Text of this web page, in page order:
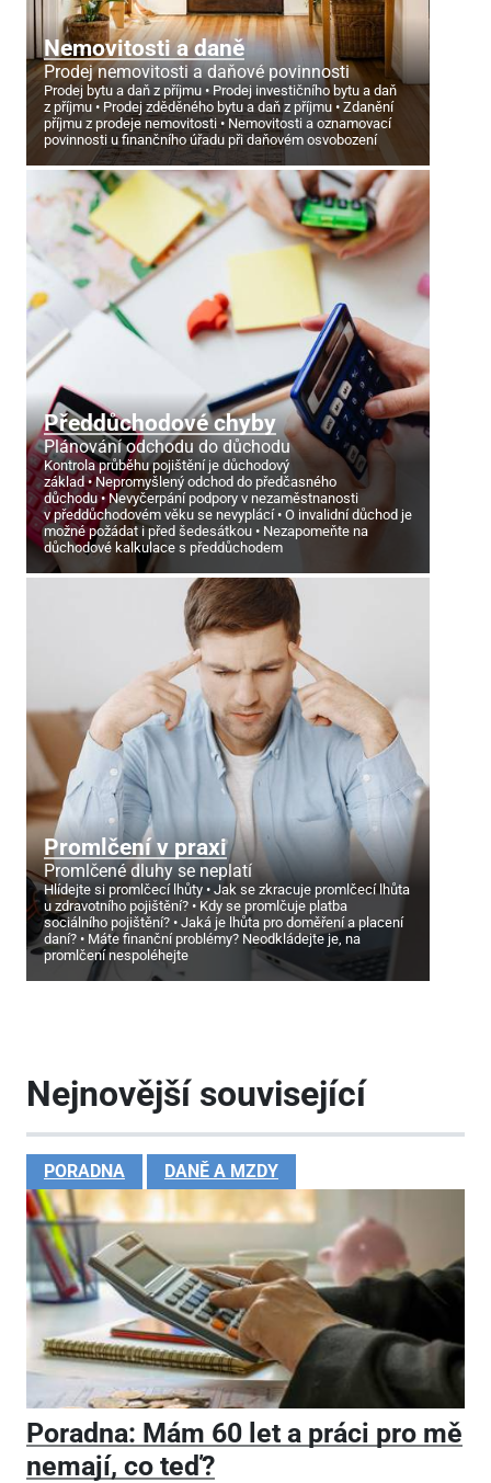
Nemovitosti a daně
Prodej nemovitosti a daňové povinnosti
Prodej bytu a daň z příjmu
Prodej investičního bytu a daň
z příjmu
Prodej zděděného bytu a daň z příjmu
Zdanění
příjmu z prodeje nemovitosti
Nemovitosti a oznamovací
povinnosti u finančního úřadu při daňovém osvobození
Předdůchodové chyby
Plánování odchodu do důchodu
Kontrola průběhu pojištění je důchodový
základ
Nepromyšlený odchod do předčasného
důchodu
Nevyčerpání podpory v nezaměstnanosti
v předdůchodovém věku se nevyplácí
O invalidní důchod je
možné požádat i před šedesátkou
Nezapomeňte na
důchodové kalkulace s předdůchodem
Promlčení v praxi
Promlčené dluhy se neplatí
Hlídejte si promlčecí lhůty
Jak se zkracuje promlčecí lhůta
u zdravotního pojištění?
Kdy se promlčuje platba
sociálního pojištění?
Jaká je lhůta pro doměření a placení
daní?
Máte finanční problémy? Neodkládejte je, na
promlčení nespoléhejte
Nejnovější související
PORADNA DANĚ A MZDY
Poradna: Mám 60 let a práci pro mě
nemají, co teď?